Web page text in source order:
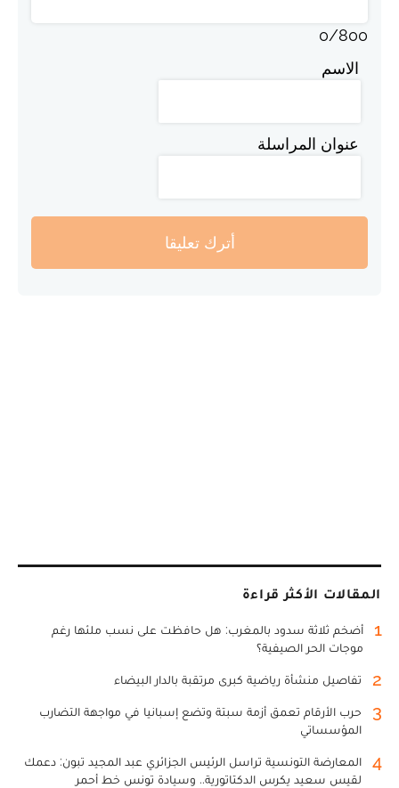
0/800
الاسم
عنوان المراسلة
أترك تعليقا
المقالات الأكثر قراءة
1
أضخم ثلاثة سدود بالمغرب: هل حافظت على نسب ملئها رغم
موجات الحر الصيفية؟
2 تفاصيل منشأة رياضية كبرى مرتقبة بالدار البيضاء
3
حرب الأرقام تعمق أزمة سبتة وتضع إسبانيا في مواجهة التضارب
المؤسساتي
4
المعارضة التونسية تراسل الرئيس الجزائري عبد المجيد تبون: دعمك
لقيس سعيد يكرس الدكتاتورية.. وسيادة تونس خط أحمر